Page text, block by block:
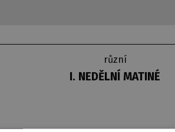
různí
I. NEDĚLNÍ MATINÉ